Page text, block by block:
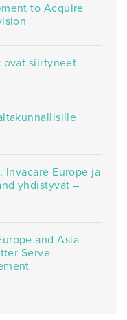
to Acquire
ovat siirtyneet
Invacare Europe ja
yhdistyvät –
and Asia
Serve